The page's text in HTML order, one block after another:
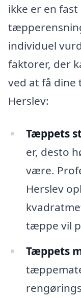
ikke er en
individuel
faktorer, der
ved at få
Herslev:
Tæppets
er, desto
være.
Herslev
tæppe vil
Tæppets